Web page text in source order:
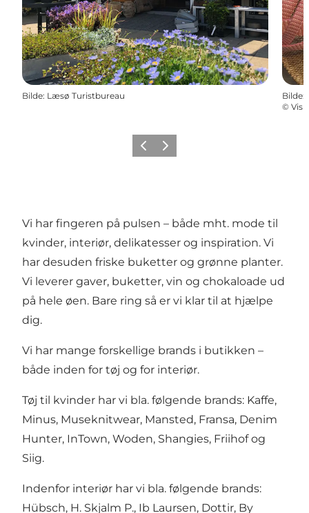
Bilde: Læsø Turistbureau Bilde:
©
ForrigeNeste
Vi har fingeren på pulsen – både mht. mode til
kvinder, interiør, delikatesser og inspiration. Vi
har desuden friske buketter og grønne planter.
Vi leverer gaver, buketter, vin og chokaloade ud
på hele øen. Bare ring så er vi klar til at hjælpe
dig.
Vi har mange forskellige brands i butikken –
både inden for tøj og for interiør.
Tøj til kvinder har vi bla. følgende brands: Kaffe,
Minus, Museknitwear, Mansted, Fransa, Denim
Hunter, InTown, Woden, Shangies, Friihof og
Siig.
Indenfor interiør har vi bla. følgende brands:
Hübsch, H. Skjalm P., Ib Laursen, Dottir, By